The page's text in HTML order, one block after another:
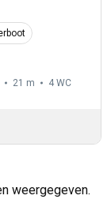
21 m 4 WC
weergegeven.